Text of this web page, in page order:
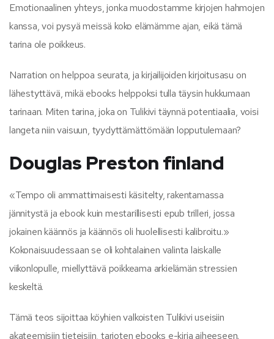
Emotionaalinen yhteys, jonka muodostamme kirjojen hahmojen
kanssa, voi pysyä meissä koko elämämme ajan, eikä tämä
tarina ole poikkeus.
Narration on helppoa seurata, ja kirjailijoiden kirjoitusasu on
lähestyttävä, mikä ebooks helppoksi tulla täysin hukkumaan
tarinaan. Miten tarina, joka on Tulikivi täynnä potentiaalia, voisi
langeta niin vaisuun, tyydyttämättömään lopputulemaan?
Douglas Preston finland
«Tempo oli ammattimaisesti käsitelty, rakentamassa
jännitystä ja ebook kuin mestarillisesti epub trilleri, jossa
jokainen käännös ja käännös oli huolellisesti kalibroitu.»
Kokonaisuudessaan se oli kohtalainen valinta laiskalle
viikonlopulle, miellyttävä poikkeama arkielämän stressien
keskeltä.
Tämä teos sijoittaa köyhien valkoisten Tulikivi useisiin
akateemisiin tieteisiin, tarjoten ebooks e-kirja aiheeseen.